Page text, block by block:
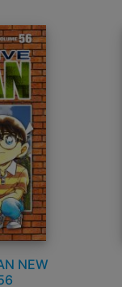
NEW